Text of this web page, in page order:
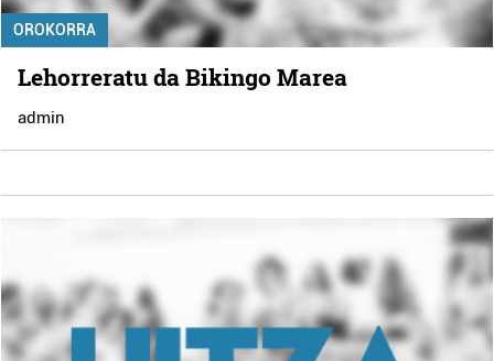
OROKORRA
Lehorreratu da Bikingo Marea
admin